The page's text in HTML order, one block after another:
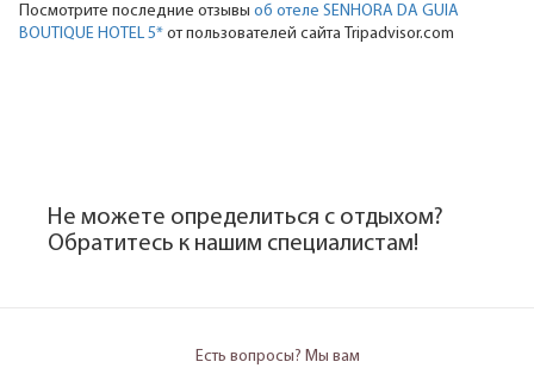
Посмотрите последние отзывы об отеле SENHORA DA GUIA
BOUTIQUE HOTEL 5* от пользователей сайта Tripadvisor.com
Не можете определиться с отдыхом?
Обратитесь к нашим специалистам!
Есть вопросы? Мы вам